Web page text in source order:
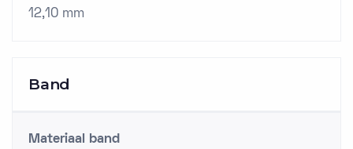
12,10 mm
Band
Materiaal band